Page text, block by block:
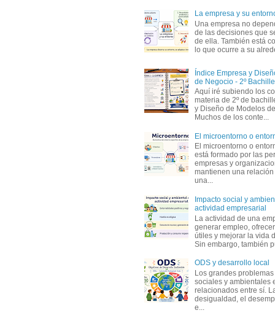
La empresa y su
Una empresa no
de las decisiones que
de ella. También está
lo que ocurre a su
Índice Empresa y
de Negocio - 2º
Aquí iré subiendo los
materia de 2º de
y Diseño de Modelos
Muchos de los conte...
El microentorno o
El microentorno o
está formado por las
empresas y
mantienen una
una...
Impacto social y
actividad empresarial
La actividad de una
generar empleo,
útiles y mejorar la vida
Sin embargo, también
ODS y desarrollo local
Los grandes
sociales y ambientales
relacionados entre sí.
desigualdad, el
e...